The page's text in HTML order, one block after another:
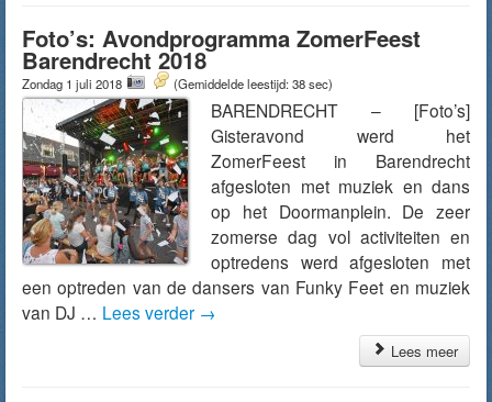
Foto’s: Avondprogramma ZomerFeest
Barendrecht 2018
Zondag 1 juli 2018 (Gemiddelde leestijd: 38 sec)
BARENDRECHT – [Foto’s]
Gisteravond werd het
ZomerFeest in Barendrecht
afgesloten met muziek en dans
op het Doormanplein. De zeer
zomerse dag vol activiteiten en
optredens werd afgesloten met
een optreden van de dansers van Funky Feet en muziek
van DJ … Lees verder →
Lees meer